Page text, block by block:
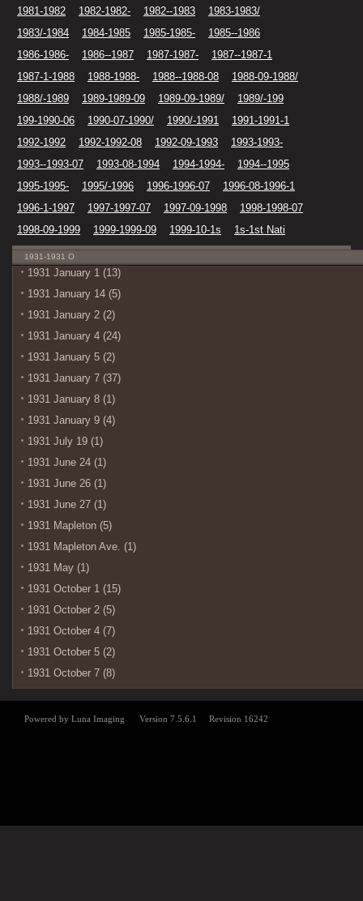
1981-1982
1982-1982- 1982--1983
1983-1983/
1983/-1984
1984-1985 1985-1985-
1985--1986
1986-1986-
1986--1987 1987-1987-
1987--1987-1
1987-1-1988
1988-1988- 1988--1988-08
1988-09-1988/
1988/-1989
1989-1989-09 1989-09-1989/
1989/-199
199-1990-06
1990-07-1990/ 1990/-1991
1991-1991-1
1992-1992
1992-1992-08 1992-09-1993
1993-1993-
1993--1993-07
1993-08-1994 1994-1994-
1994--1995
1995-1995-
1995/-1996 1996-1996-07
1996-08-1996-1
1996-1-1997
1997-1997-07 1997-09-1998
1998-1998-07
1998-09-1999
1999-1999-09 1999-10-1s 1s-1st Nati
1931-1931 O
1931 January 1 (13)
1931 January 14 (5)
1931 January 2 (2)
1931 January 4 (24)
1931 January 5 (2)
1931 January 7 (37)
1931 January 8 (1)
1931 January 9 (4)
1931 July 19 (1)
1931 June 24 (1)
1931 June 26 (1)
1931 June 27 (1)
1931 Mapleton (5)
1931 Mapleton Ave. (1)
1931 May (1)
1931 October 1 (15)
1931 October 2 (5)
1931 October 4 (7)
1931 October 5 (2)
1931 October 7 (8)